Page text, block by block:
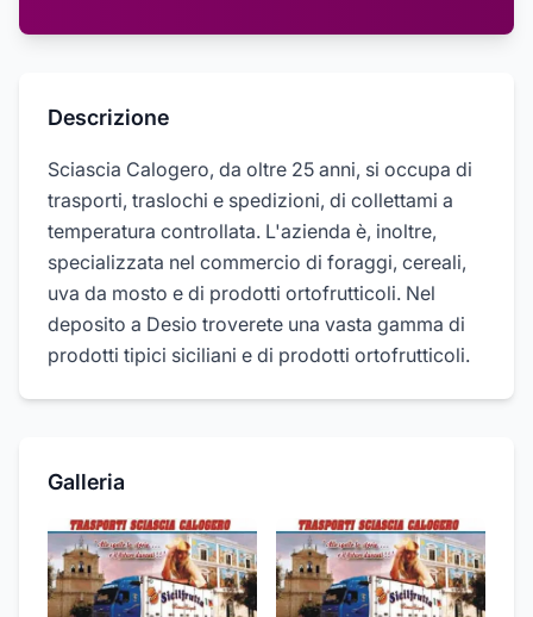
Descrizione
Sciascia Calogero, da oltre 25 anni, si occupa di
trasporti, traslochi e spedizioni, di collettami a
temperatura controllata. L'azienda è, inoltre,
specializzata nel commercio di foraggi, cereali,
uva da mosto e di prodotti ortofrutticoli. Nel
deposito a Desio troverete una vasta gamma di
prodotti tipici siciliani e di prodotti ortofrutticoli.
Galleria